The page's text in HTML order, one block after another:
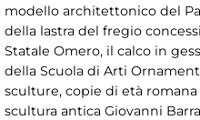
modello architettonico del
della lastra del fregio
Statale Omero, il calco in
della Scuola di Arti
sculture, copie di età
scultura antica Giovanni